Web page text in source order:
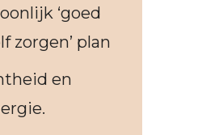
‘goed
zorgen’ plan
en